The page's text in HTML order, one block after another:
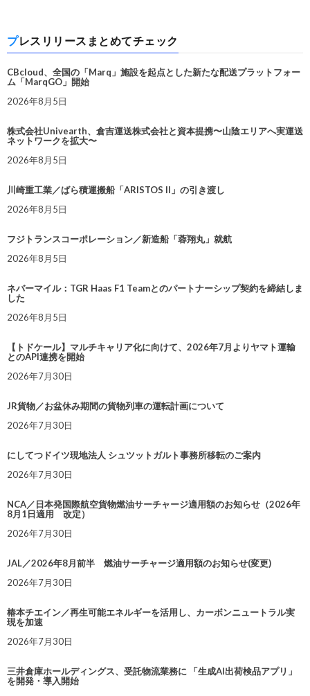
プレスリリースまとめてチェック
CBcloud、全国の「Marq」施設を起点とした新たな配送プラットフォー
ム「MarqGO」開始
2026年8月5日
株式会社Univearth、倉吉運送株式会社と資本提携〜山陰エリアへ実運送
ネットワークを拡大〜
2026年8月5日
川崎重工業／ばら積運搬船「ARISTOS II」の引き渡し
2026年8月5日
フジトランスコーポレーション／新造船「蓉翔丸」就航
2026年8月5日
ネバーマイル：TGR Haas F1 Teamとのパートナーシップ契約を締結しま
した
2026年8月5日
【トドケール】マルチキャリア化に向けて、2026年7月よりヤマト運輸
とのAPI連携を開始
2026年7月30日
JR貨物／お盆休み期間の貨物列車の運転計画について
2026年7月30日
にしてつドイツ現地法人 シュツットガルト事務所移転のご案内
2026年7月30日
NCA／日本発国際航空貨物燃油サーチャージ適用額のお知らせ（2026年
8月1日適用 改定）
2026年7月30日
JAL／2026年8月前半 燃油サーチャージ適用額のお知らせ(変更)
2026年7月30日
椿本チエイン／再生可能エネルギーを活用し、カーボンニュートラル実
現を加速
2026年7月30日
三井倉庫ホールディングス、受託物流業務に 「生成AI出荷検品アプリ」
を開発・導入開始